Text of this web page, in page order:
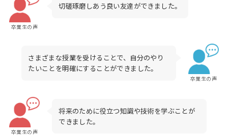
卒業生の声
切磋琢磨しあう良い友達ができました。
卒業生の声
さまざまな授業を受けることで、自分のやり
たいことを明確にすることができました。
卒業生の声
将来のために役立つ知識や技術を学ぶことが
できました。